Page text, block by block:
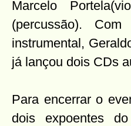
Marcelo
(percussão).
instrumental,
já lançou dois CDs
Para encerrar o
dois expoentes